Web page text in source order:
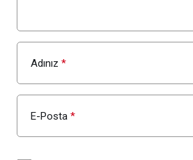
Adınız *
E-Posta *